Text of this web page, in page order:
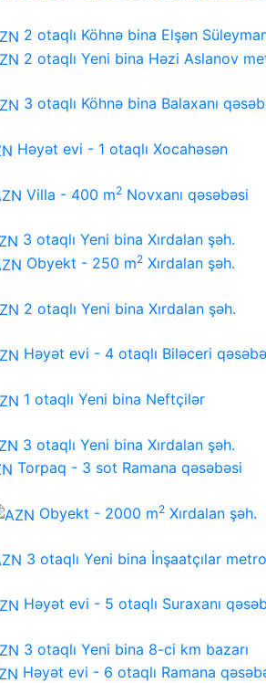
2 otaqlı Köhnə bina Elşən
2 otaqlı Yeni bina Həzi Aslanov
3 otaqlı Köhnə bina Balaxanı
Həyət evi - 1 otaqlı Xocahəsən
Villa - 400 m2 Novxanı qəsəbəsi
3 otaqlı Yeni bina Xırdalan şəh.
Obyekt - 250 m2 Xırdalan şəh.
2 otaqlı Yeni bina Xırdalan şəh.
Həyət evi - 4 otaqlı Biləceri
1 otaqlı Yeni bina Neftçilər
3 otaqlı Yeni bina Xırdalan şəh.
Torpaq - 3 sot Ramana qəsəbəsi
Obyekt - 2000 m2 Xırdalan şəh.
3 otaqlı Yeni bina İnşaatçılar
Həyət evi - 5 otaqlı Suraxanı
3 otaqlı Yeni bina 8-ci km bazarı
Həyət evi - 6 otaqlı Ramana